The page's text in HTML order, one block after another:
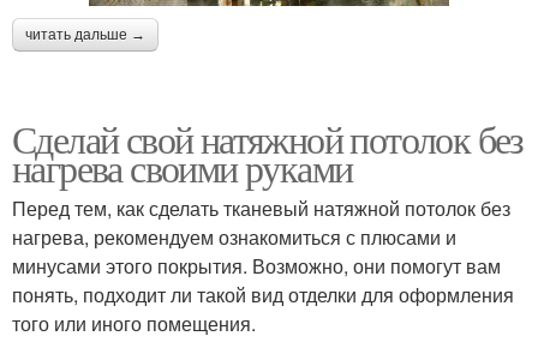
читать дальше →
Сделай свой натяжной потолок без
нагрева своими руками
Перед тем, как сделать тканевый натяжной потолок без
нагрева, рекомендуем ознакомиться с плюсами и
минусами этого покрытия. Возможно, они помогут вам
понять, подходит ли такой вид отделки для оформления
того или иного помещения.